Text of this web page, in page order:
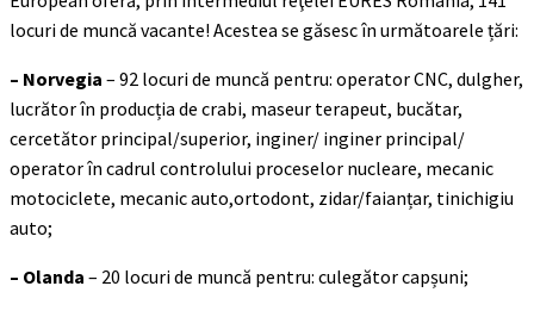
locuri de muncă vacante! Acestea se găsesc în următoarele țări:
– Norvegia – 92 locuri de muncă pentru: operator CNC, dulgher,
lucrător în producția de crabi, maseur terapeut, bucătar,
cercetător principal/superior, inginer/ inginer principal/
operator în cadrul controlului proceselor nucleare, mecanic
motociclete, mecanic auto,ortodont, zidar/faianțar, tinichigiu
auto;
– Olanda – 20 locuri de muncă pentru: culegător capșuni;